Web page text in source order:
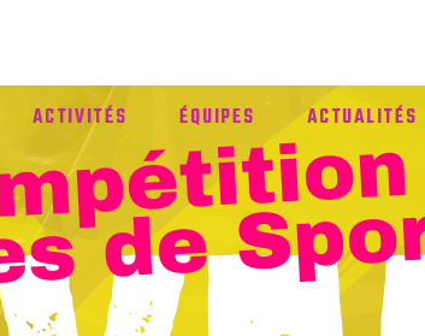
ACTIVITÉS ÉQUIPES ACTUALITÉS